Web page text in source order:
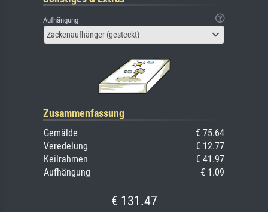
Aufhängung
Zackenaufhänger (gesteckt)
Zusammenfassung
Gemälde
€ 75.64
Veredelung
€ 12.77
Keilrahmen
€ 41.97
Aufhängung
€ 1.09
€ 131.47